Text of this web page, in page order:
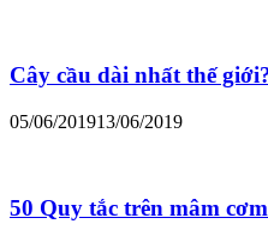
Cây cầu dài nhất thế
05/06/201913/06/2019
50 Quy tắc trên mâm